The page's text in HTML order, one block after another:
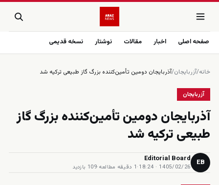
صفحه اصلی اخبار مقالات نوشتار نسخه قدیمی
خانه/آزربایجان/آذربایجان دومین تأمین‌کننده بزرگ گاز طبیعی ترکیه شد
آزربایجان
آذربایجان دومین تأمین‌کننده بزرگ گاز
طبیعی ترکیه شد
EB
Editorial Board
1405/02/26 · 18:24
·1 دقیقه مطالعه ·109 بازدید